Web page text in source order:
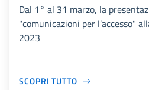
Dal 1° al 31 marzo, la
"comunicazioni per l’accesso"
2023
SCOPRI TUTTO